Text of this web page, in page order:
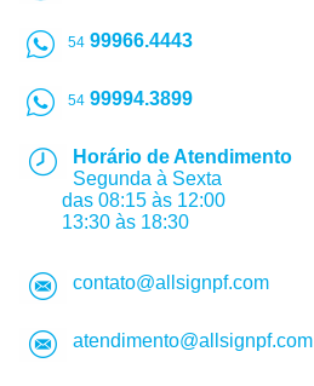
54 99966.4443
54 99994.3899
Horário de Atendimento
Segunda à Sexta
das 08:15 às 12:00
13:30 às 18:30
contato@allsignpf.com
atendimento@allsignpf.com